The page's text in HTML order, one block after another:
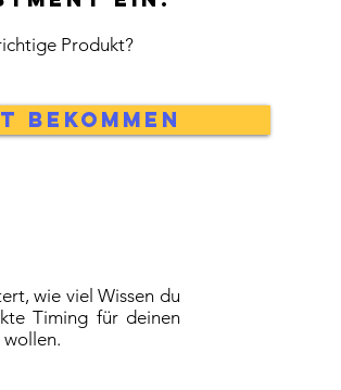
Produkt?
wie viel Wissen du
Timing für deinen
wollen.